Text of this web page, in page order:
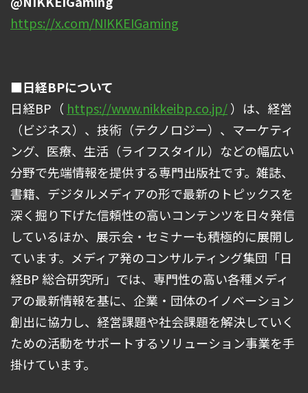
https://x.com/NIKKEIGaming
■日経BPについて
日経BP（ https://www.nikkeibp.co.jp/）は、経営
（ビジネス）、技術（テクノロジー）、マーケティ
ング、医療、生活（ライフスタイル）などの幅広い
分野で先端情報を提供する専門出版社です。雑誌、
書籍、デジタルメディアの形で最新のトピックスを
深く掘り下げた信頼性の高いコンテンツを日々発信
しているほか、展示会・セミナーも積極的に展開し
ています。メディア発のコンサルティング集団「日
経BP 総合研究所」では、専門性の高い各種メディ
アの最新情報を基に、企業・団体のイノベーション
創出に協力し、経営課題や社会課題を解決していく
ための活動をサポートするソリューション事業を手
掛けています。